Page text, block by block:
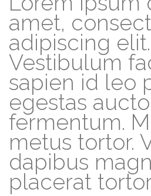
amet,
adipiscing elit.
Vestibulum
sapien id leo
egestas
fermentum.
metus tortor.
dapibus
placerat